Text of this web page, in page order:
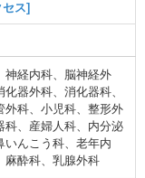
セス]
神経内科、 脳神経外
化器外科、 消化器科、
外科、 小児科、 整形外
科、 産婦人科、 内分泌
いんこう科、 老年内
麻酔科、 乳腺外科